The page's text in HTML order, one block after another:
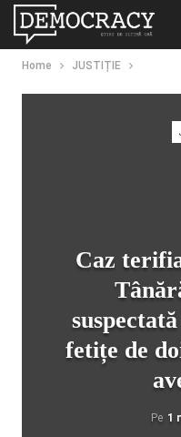
Home JUSTIȚIE
Caz
fetițe de
Pe 1